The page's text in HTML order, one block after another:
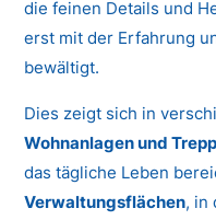
die feinen Details und
erst mit der Erfahrung
bewältigt.
Dies zeigt sich in
Wohnanlagen und
das tägliche Leben
Verwaltungsflächen, in